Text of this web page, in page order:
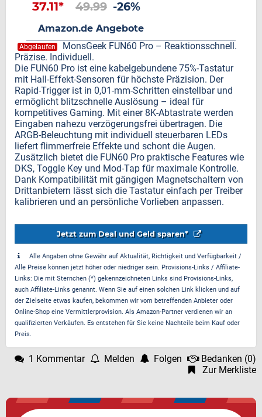
37.11* 49.99 -26%
Amazon.de Angebote
Abgelaufen
MonsGeek FUN60 Pro – Reaktionsschnell.
Präzise. Individuell.
Die FUN60 Pro ist eine kabelgebundene 75%-Tastatur
mit Hall-Effekt-Sensoren für höchste Präzision. Der
Rapid-Trigger ist in 0,01-mm-Schritten einstellbar und
ermöglicht blitzschnelle Auslösung – ideal für
kompetitives Gaming. Mit einer 8K-Abtastrate werden
Eingaben nahezu verzögerungsfrei übertragen. Die
ARGB-Beleuchtung mit individuell steuerbaren LEDs
liefert flimmerfreie Effekte und schont die Augen.
Zusätzlich bietet die FUN60 Pro praktische Features wie
DKS, Toggle Key und Mod-Tap für maximale Kontrolle.
Dank Kompatibilität mit gängigen Magnetschaltern von
Drittanbietern lässt sich die Tastatur einfach per Treiber
kalibrieren und an persönliche Vorlieben anpassen.
Jetzt zum Deal und Geld sparen*
Alle Angaben ohne Gewähr auf Aktualität, Richtigkeit und Verfügbarkeit /
Alle Preise können jetzt höher oder niedriger sein. Provisions-Links / Affiliate-
Links: Die mit Sternchen (*) gekennzeichneten Links sind Provisions-Links,
auch Affiliate-Links genannt. Wenn Sie auf einen solchen Link klicken und auf
der Zielseite etwas kaufen, bekommen wir vom betreffenden Anbieter oder
Online-Shop eine Vermittlerprovision. Als Amazon-Partner verdienen wir an
qualifizierten Verkäufen. Es entstehen für Sie keine Nachteile beim Kauf oder
Preis.
1 Kommentar Melden Folgen Bedanken (0)
Zur Merkliste